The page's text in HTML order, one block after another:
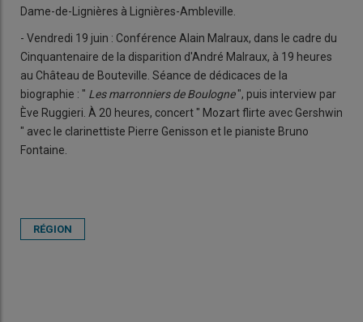
Dame-de-Lignières à Lignières-Ambleville.
- Vendredi 19 juin : Conférence Alain Malraux, dans le cadre du
Cinquantenaire de la disparition d'André Malraux, à 19 heures
au Château de Bouteville. Séance de dédicaces de la
biographie : " Les marronniers de Boulogne", puis interview par
Ève Ruggieri. À 20 heures, concert " Mozart flirte avec Gershwin
" avec le clarinettiste Pierre Genisson et le pianiste Bruno
Fontaine.
RÉGION